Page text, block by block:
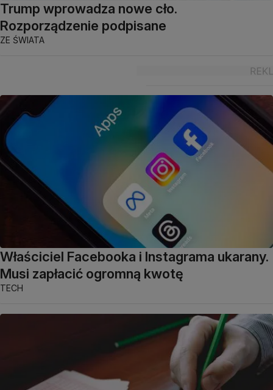
Trump wprowadza nowe cło.
Rozporządzenie podpisane
ZE ŚWIATA
Właściciel Facebooka i Instagrama ukarany.
Musi zapłacić ogromną kwotę
TECH